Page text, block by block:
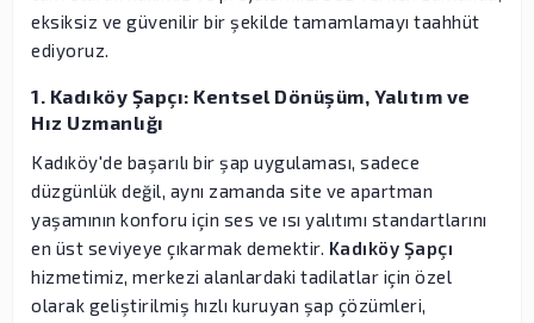
eksiksiz ve güvenilir bir şekilde tamamlamayı taahhüt
ediyoruz.
1. Kadıköy Şapçı: Kentsel Dönüşüm, Yalıtım ve
Hız Uzmanlığı
Kadıköy'de başarılı bir şap uygulaması, sadece
düzgünlük değil, aynı zamanda site ve apartman
yaşamının konforu için ses ve ısı yalıtımı standartlarını
en üst seviyeye çıkarmak demektir. Kadıköy Şapçı
hizmetimiz, merkezi alanlardaki tadilatlar için özel
olarak geliştirilmiş hızlı kuruyan şap çözümleri,